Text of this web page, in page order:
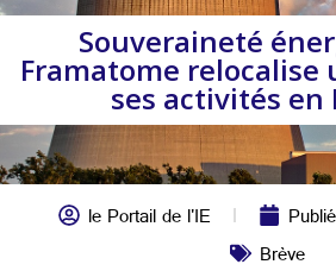
Souveraineté
Framatome relocalise
ses activités en
le Portail de l'IE
Brève